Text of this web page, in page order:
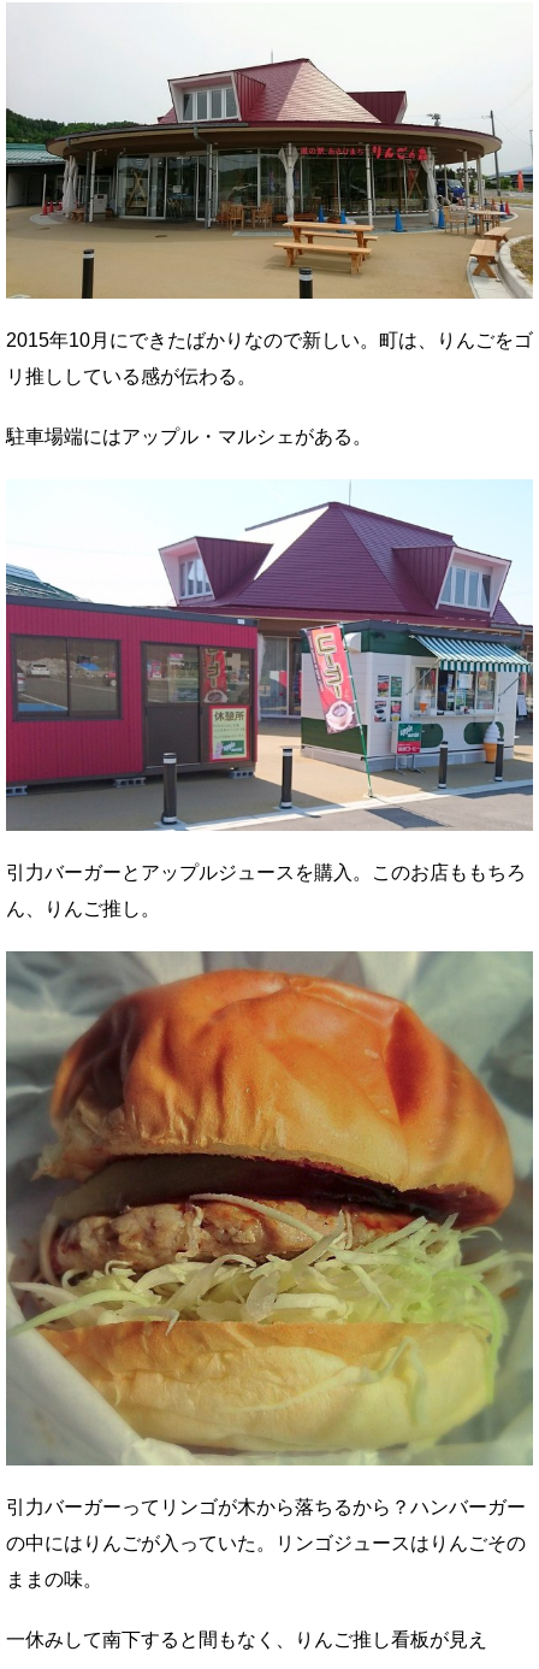
2015年10月にできたばかりなので新しい。町は、りんごをゴ
リ推ししている感が伝わる。
駐車場端にはアップル・マルシェがある。
引力バーガーとアップルジュースを購入。このお店ももちろ
ん、りんご推し。
引力バーガーってリンゴが木から落ちるから？ハンバーガー
の中にはりんごが入っていた。リンゴジュースはりんごその
ままの味。
一休みして南下すると間もなく、りんご推し看板が見え